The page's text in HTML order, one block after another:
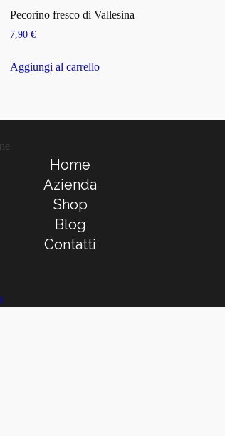
Pecorino fresco di Vallesina
7,90€
Aggiungi al carrello
Home
Azienda
Shop
Blog
Contatti